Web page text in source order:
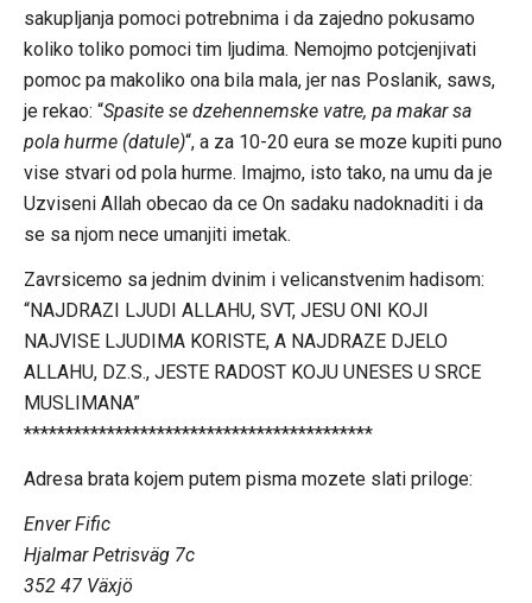
sakupljanja pomoci potrebnima i da zajedno pokusamo
koliko toliko pomoci tim ljudima. Nemojmo potcjenjivati
pomoc pa makoliko ona bila mala, jer nas Poslanik, saws,
je rekao: “Spasite se dzehennemske vatre, pa makar sa
pola hurme (datule)“, a za 10-20 eura se moze kupiti puno
vise stvari od pola hurme. Imajmo, isto tako, na umu da je
Uzviseni Allah obecao da ce On sadaku nadoknaditi i da
se sa njom nece umanjiti imetak.
Zavrsicemo sa jednim dvinim i velicanstvenim hadisom:
“NAJDRAZI LJUDI ALLAHU, SVT, JESU ONI KOJI
NAJVISE LJUDIMA KORISTE, A NAJDRAZE DJELO
ALLAHU, DZ.S., JESTE RADOST KOJU UNESES U SRCE
MUSLIMANA”
******************************************
Adresa brata kojem putem pisma mozete slati priloge:
Enver Fific
Hjalmar Petrisväg 7c
352 47 Växjö